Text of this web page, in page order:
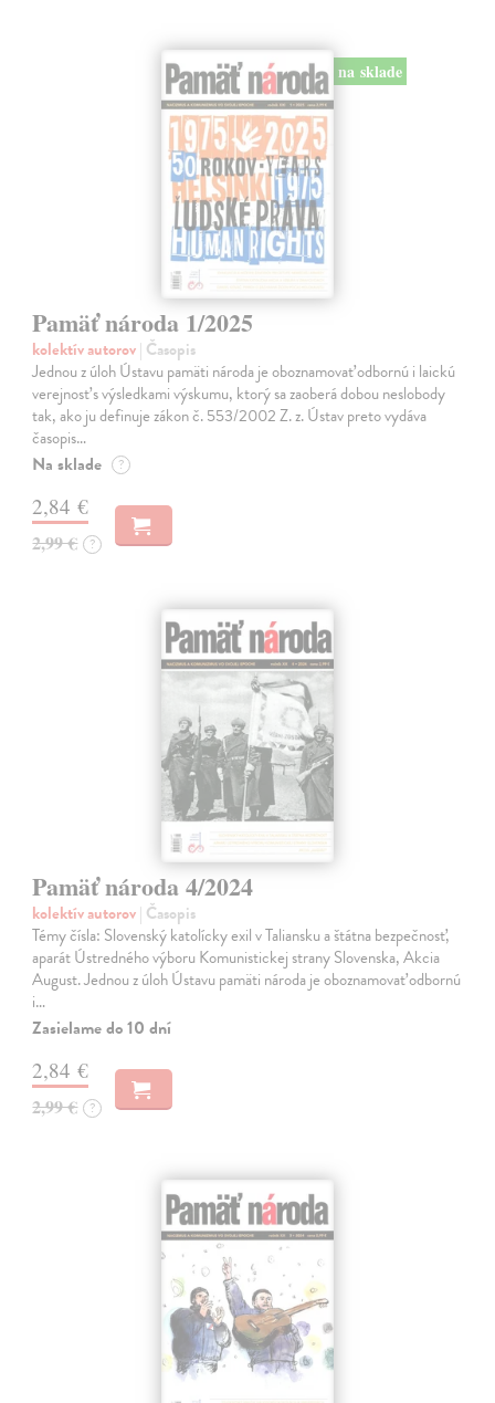
na sklade
Pamäť národa 1/2025
kolektív autorov| Časopis
Jednou z úloh Ústavu pamäti národa je oboznamovať odbornú i laickú
verejnosť s výsledkami výskumu, ktorý sa zaoberá dobou neslobody
tak, ako ju definuje zákon č. 553/2002 Z. z. Ústav preto vydáva
časopis…
Na sklade ?
2,84 €
2,99 € ?
Pamäť národa 4/2024
kolektív autorov| Časopis
Témy čísla: Slovenský katolícky exil v Taliansku a štátna bezpečnosť,
aparát Ústredného výboru Komunistickej strany Slovenska, Akcia
August. Jednou z úloh Ústavu pamäti národa je oboznamovať odbornú
i…
Zasielame do 10 dní
2,84 €
2,99 € ?